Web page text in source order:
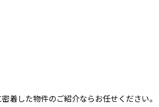
着した物件のご紹介ならお任せください。